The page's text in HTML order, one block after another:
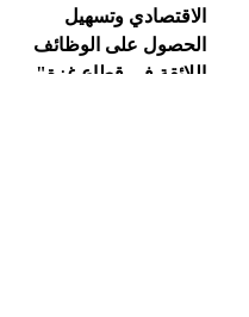
الاقتصادي وتسهيل
الحصول على الوظائف
اللائقة في قطاع غزة"